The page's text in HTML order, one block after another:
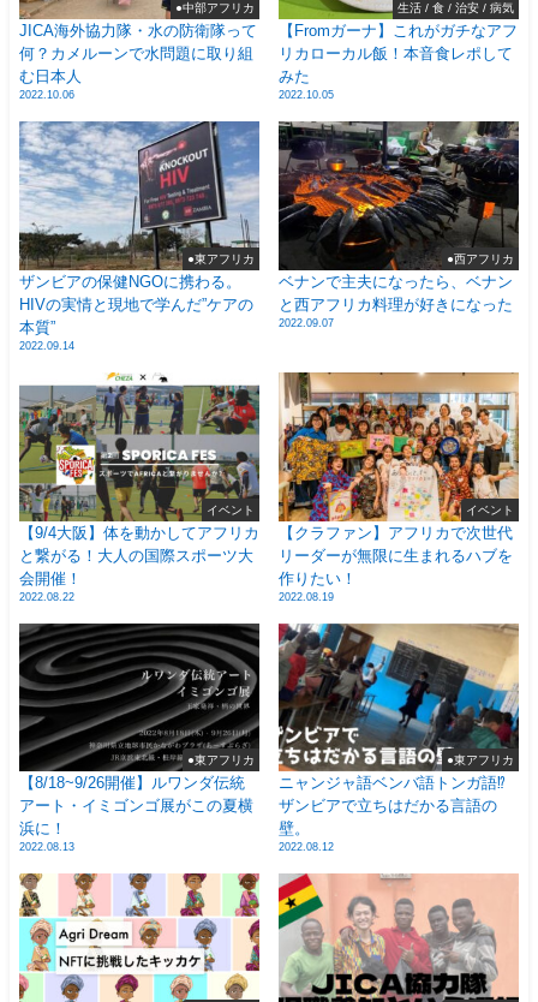
●中部アフリカ
JICA海外協力隊・水の防衛隊って
何？カメルーンで水問題に取り組
む日本人
2022.10.06
生活 / 食 / 治安 / 病気
【Fromガーナ】これがガチなアフ
リカローカル飯！本音食レポして
みた
2022.10.05
●東アフリカ
ザンビアの保健NGOに携わる。
HIVの実情と現地で学んだ”ケアの
本質”
2022.09.14
●西アフリカ
ベナンで主夫になったら、ベナン
と西アフリカ料理が好きになった
2022.09.07
イベント
【9/4大阪】体を動かしてアフリカ
と繋がる！大人の国際スポーツ大
会開催！
2022.08.22
イベント
【クラファン】アフリカで次世代
リーダーが無限に生まれるハブを
作りたい！
2022.08.19
●東アフリカ
【8/18~9/26開催】ルワンダ伝統
アート・イミゴンゴ展がこの夏横
浜に！
2022.08.13
●東アフリカ
ニャンジャ語ベンバ語トンガ語⁉
ザンビアで立ちはだかる言語の
壁。
2022.08.12